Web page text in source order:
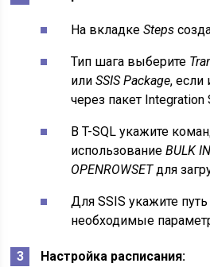
На вкладкеSteps
Тип шага выберите
илиSSIS Package, если
через пакет Integration
В T-SQL укажите
использованиеBULK
OPENROWSETдля
Для SSIS укажите путь
необходимые
Настройка расписания: